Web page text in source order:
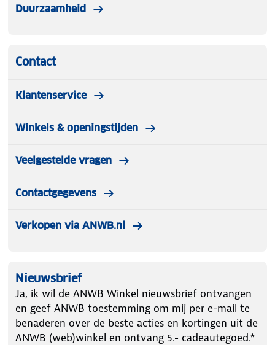
Duurzaamheid
Contact
Klantenservice
Winkels & openingstijden
Veelgestelde vragen
Contactgegevens
Verkopen via ANWB.nl
Nieuwsbrief
Ja, ik wil de ANWB Winkel nieuwsbrief ontvangen
en geef ANWB toestemming om mij per e-mail te
benaderen over de beste acties en kortingen uit de
ANWB (web)winkel en ontvang 5.- cadeautegoed.*